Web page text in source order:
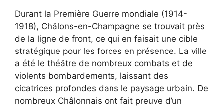
Durant la Première Guerre mondiale (1914-
1918), Châlons-en-Champagne se trouvait près
de la ligne de front, ce qui en faisait une cible
stratégique pour les forces en présence. La ville
a été le théâtre de nombreux combats et de
violents bombardements, laissant des
cicatrices profondes dans le paysage urbain. De
nombreux Châlonnais ont fait preuve d’un